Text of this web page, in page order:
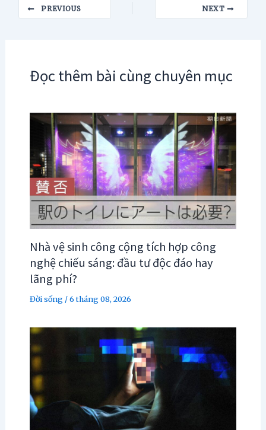
navigation
PREVIOUS NEXT
Đọc thêm bài cùng chuyên mục
Nhà vệ sinh công cộng tích hợp công
nghệ chiếu sáng: đầu tư độc đáo hay
lãng phí?
Đời sống/6 tháng 08, 2026